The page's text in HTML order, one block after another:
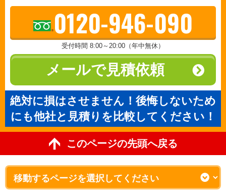
0120-946-090
受付時間 8:00～20:00（年中無休）
メールで見積依頼
絶対に損はさせません！後悔しないため
にも他社と見積りを比較してください！
このページの先頭へ戻る